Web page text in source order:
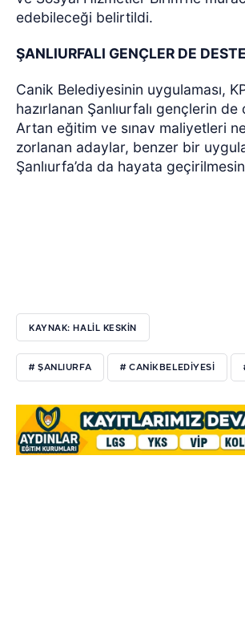
edebileceği belirtildi.
ŞANLIURFALI GENÇLER DE
Canik Belediyesinin uygulaması,
hazırlanan Şanlıurfalı gençlerin
Artan eğitim ve sınav maliyetleri
zorlanan adaylar, benzer bir
Şanlıurfa’da da hayata
KAYNAK: HALİL KESKİN
# ŞANLIURFA # CANIKBELEDIYESI